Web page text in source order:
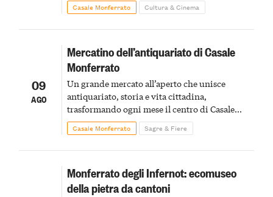
Casale Monferrato Cultura & Cinema
09
AGO
Mercatino dell’antiquariato di Casale
Monferrato
Un grande mercato all’aperto che unisce
antiquariato, storia e vita cittadina,
trasformando ogni mese il centro di Casale
Monferrato in un luogo di scoperta e racconto
Casale Monferrato Sagre & Fiere
Monferrato degli Infernot: ecomuseo
della pietra da cantoni